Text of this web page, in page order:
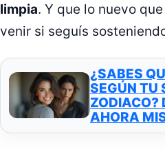
limpia. Y que lo nuevo
venir si seguís
¿SABES
SEGÚN TU
ZODIACO?
AHORA